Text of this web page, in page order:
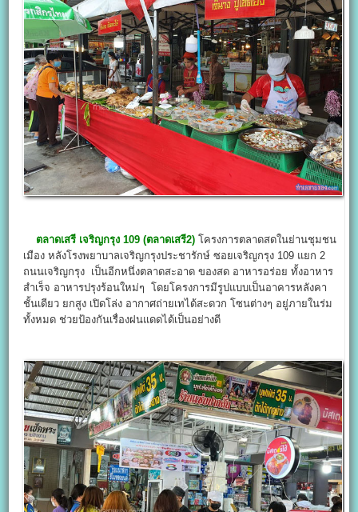
ตลาดเสรี เจริญกรุง 109 (ตลาดเสรี2) โครงการตลาดสดในย่านชุมชน
เมือง หลังโรงพยาบาลเจริญกรุงประชารักษ์ ซอยเจริญกรุง 109 แยก 2
ถนนเจริญกรุง เป็นอีกหนึ่งตลาดสะอาด ของสด อาหารอร่อย ทั้งอาหาร
สำเร็จ อาหารปรุงร้อนใหม่ๆ โดยโครงการมีรูปแบบเป็นอาคารหลังคา
ชั้นเดียว ยกสูง เปิดโล่ง อากาศถ่ายเทได้สะดวก โซนต่างๆ อยู่ภายในร่ม
ทั้งหมด ช่วยป้องกันเรื่องฝนแดดได้เป็นอย่างดี